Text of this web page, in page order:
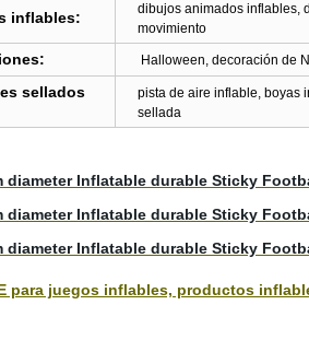
inflables:
dibujos animados inflables,
movimiento
Halloween, decoración de
sellados
pista de aire inflable, boyas
sellada
para juegos inflables, productos